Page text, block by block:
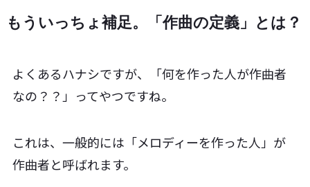
もういっちょ補足。「作曲の定義」とは？
よくあるハナシですが、「何を作った人が作曲者
なの？？」ってやつですね。
これは、一般的には「メロディーを作った人」が
作曲者と呼ばれます。